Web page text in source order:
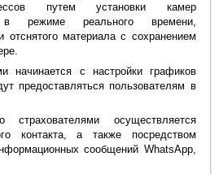
путем установки камер
в режиме реального времени,
отснятого материала с сохранением
начинается с настройки графиков
предоставляться пользователям в
страхователями осуществляется
контакта, а также посредством
сообщений WhatsApp,